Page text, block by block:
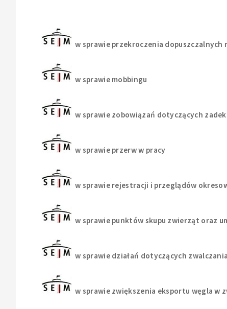
w sprawie przekroczenia
w sprawie mobbingu
w sprawie zobowiązań dotyczących
w sprawie przerw w pracy
w sprawie rejestracji i przeglądów
w sprawie punktów skupu zwierząt oraz
w sprawie działań dotyczących
w sprawie zwiększenia eksportu węgla w